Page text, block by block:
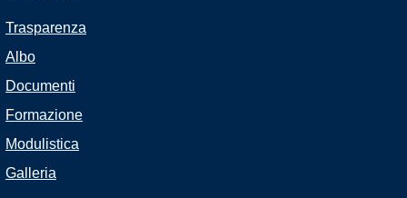
Trasparenza
Albo
Documenti
Formazione
Modulistica
Galleria